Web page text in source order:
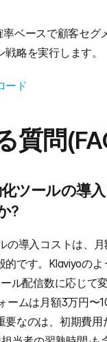
ベースで顧客セグ
略を実行します。
ード
質問
化ツールの導
?
の導入コストは、
的です。Klaviyoの
ル配信数に応じて
ームは月額3万円〜
なのは、初期費用